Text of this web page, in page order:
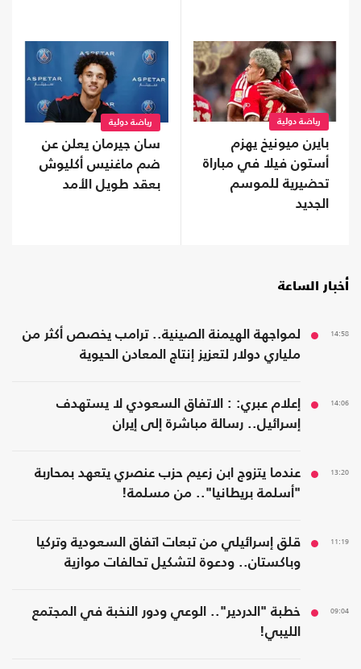
رياضة دولية
بايرن ميونيخ يهزم
أستون فيلا في مباراة
تحضيرية للموسم
الجديد
رياضة دولية
سان جيرمان يعلن عن
ضم ماغنيس أكليوش
بعقد طويل الأمد
أخبار الساعة
14:58
لمواجهة الهيمنة الصينية.. ترامب يخصص أكثر من
ملياري دولار لتعزيز إنتاج المعادن الحيوية
14:06
إعلام عبري: : الاتفاق السعودي لا يستهدف
إسرائيل.. رسالة مباشرة إلى إيران
13:20
عندما يتزوج ابن زعيم حزب عنصري يتعهد بمحاربة
"أسلمة بريطانيا".. من مسلمة!
11:19
قلق إسرائيلي من تبعات اتفاق السعودية وتركيا
وباكستان.. ودعوة لتشكيل تحالفات موازية
09:04
خطبة "الدردير".. الوعي ودور النخبة في المجتمع
الليبي!